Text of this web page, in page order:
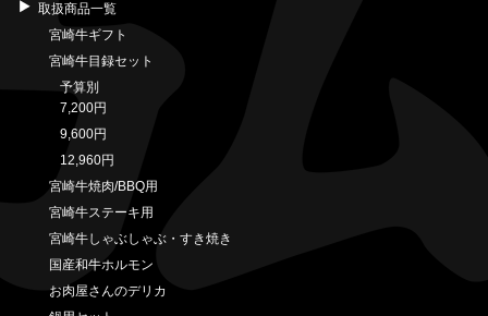
取扱商品一覧
宮崎牛ギフト
宮崎牛目録セット
予算別
7,200円
9,600円
12,960円
宮崎牛焼肉/BBQ用
宮崎牛ステーキ用
宮崎牛しゃぶしゃぶ・すき焼き
国産和牛ホルモン
お肉屋さんのデリカ